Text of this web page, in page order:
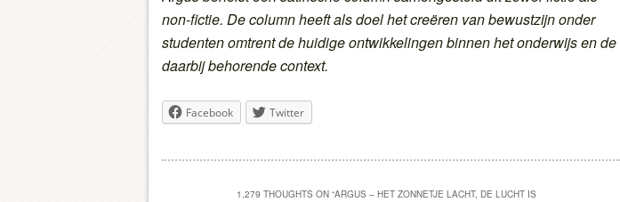
non-fictie. De column heeft als doel het creëren van bewustzijn onder
studenten omtrent de huidige ontwikkelingen binnen het onderwijs en de
daarbij behorende context.
Facebook Twitter
1,279 THOUGHTS ON “ARGUS – HET ZONNETJE LACHT, DE LUCHT IS